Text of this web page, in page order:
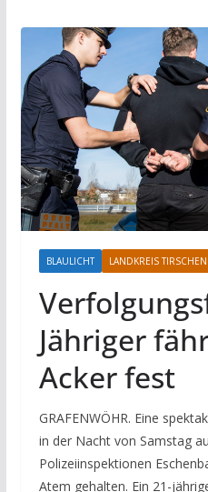
BLAULICHT LANDKREIS
Jähriger
Acker fest
GRAFENWÖHR. Eine
in der Nacht von Samstag
Polizeiinspektionen
Atem gehalten. Ein 21-